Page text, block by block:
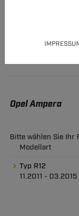
Opel Ampera
Bitte wählen Sie Ihr
Modellart
Typ R12
11.2011 - 03.2015